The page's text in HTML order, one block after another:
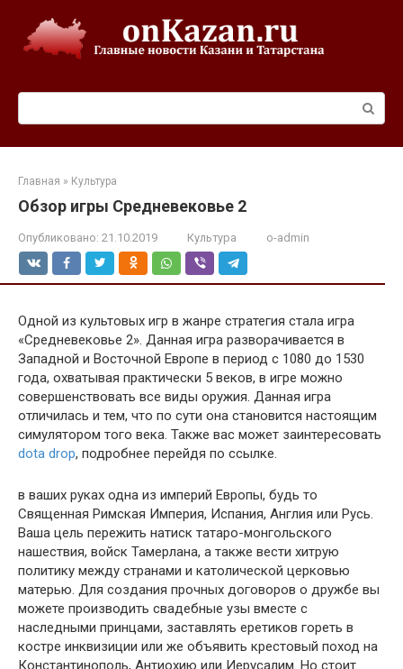
контенту
Главная » Культура
Обзор игры Средневековье 2
Опубликовано: 21.10.2019 Культура o-admin
Одной из культовых игр в жанре стратегия стала игра
«Средневековье 2». Данная игра разворачивается в
Западной и Восточной Европе в период с 1080 до 1530
года, охватывая практически 5 веков, в игре можно
совершенствовать все виды оружия. Данная игра
отличилась и тем, что по сути она становится настоящим
симулятором того века. Также вас может заинтересовать
dota drop, подробнее перейдя по ссылке.
в ваших руках одна из империй Европы, будь то
Священная Римская Империя, Испания, Англия или Русь.
Ваша цель пережить натиск татаро-монгольского
нашествия, войск Тамерлана, а также вести хитрую
политику между странами и католической церковью
матерью. Для создания прочных договоров о дружбе вы
можете производить свадебные узы вместе с
наследными принцами, заставлять еретиков гореть в
костре инквизиции или же объявить крестовый поход на
Константинополь, Антиохию или Иерусалим. Но стоит